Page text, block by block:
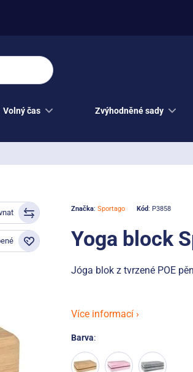
Volný čas Zvýhodněné sady
Značka: Sportago Kód: P3858
Yoga block
Jóga blok z tvrzené POE
Více informací ›
Barva: